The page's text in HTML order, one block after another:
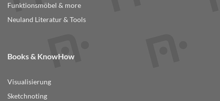
Funktionsmöbel & more
Neuland Literatur & Tools
Books & KnowHow
Visualisierung
Sketchnoting